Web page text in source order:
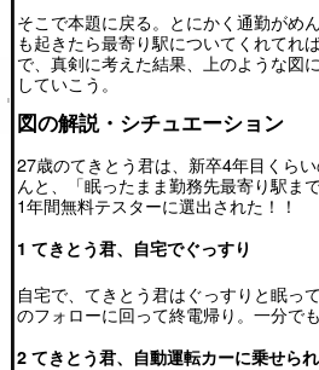
そこで本題に戻る。とにかく通勤がめ
も起きたら最寄り駅についてくれてれ
で、真剣に考えた結果、上のような図
していこう。
図の解説・シチュエーション
27歳のてきとう君は、新卒4年目くら
んと、「眠ったまま勤務先最寄り駅ま
1年間無料テスターに選出された！！
1 てきとう君、自宅でぐっすり
自宅で、てきとう君はぐっすりと眠っ
のフォローに回って終電帰り。一分で
2 てきとう君、自動運転カーに乗せら